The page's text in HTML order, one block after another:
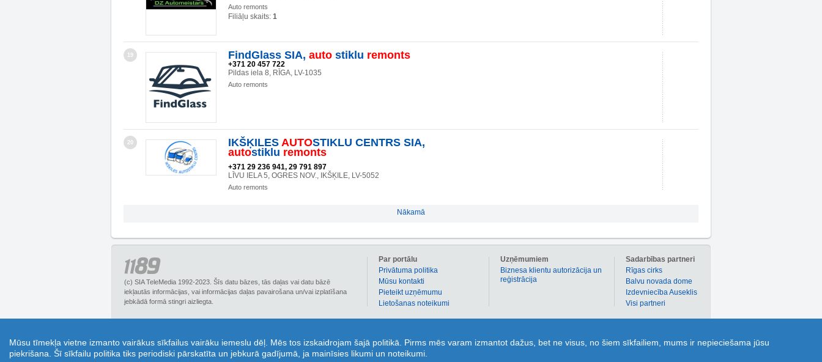
Mūsu tīmekļa vietne izmanto vairākus sīkfailus vairāku iemeslu dēļ. Mēs tos izskaidrojam šajā politikā. Pirms mēs varam izmantot dažus, bet ne visus, no šiem sīkfailiem, mums ir nepieciešama jūsu
piekrišana. Šī sīkfailu politika tiks periodiski pārskatīta un jebkurā gadījumā, ja mainīsies likumi un noteikumi.
Auto remonts
Filiāļu skaits: 1
19 FindGlass SIA, auto stiklu remonts
+371 20 457 722
Pildas iela 8, RĪGA, LV-1035
Auto remonts
20 IKŠĶILES AUTOSTIKLU CENTRS SIA,
autostiklu remonts
+371 29 236 941, 29 791 897
LĪVU IELA 5, OGRES NOV., IKŠĶILE, LV-5052
Auto remonts
Nākamā
(c) SIA TeleMedia 1992-2023. Šīs datu bāzes, tās daļas vai datu bāzē
iekļautās informācijas, vai informācijas daļas pavairošana un/vai izplatīšana
jebkādā formā stingri aizliegta.
Sadarbības partneri
Rīgas cirks
Balvu novada dome
Izdevniecība Auseklis
Visi partneri
Uzņēmumiem
Biznesa klientu autorizācija un
reģistrācija
Par portālu
Privātuma politika
Mūsu kontakti
Pieteikt uzņēmumu
Lietošanas noteikumi
1189.lv – Biznesa uzziņu portāls, piedāvā plašu informāciju par vairāk nekā 90 000 Latvijas uzņēmumiem. 1189.lv sadaļā kuponi ir pieejami atlaižu kuponi dažādām precēm un pakalpojumiem!
Tā ir lieliska iespēja ietaupīt un izmantot kuponus individuāli, bez termiņa ierobežojumiem un kolektīvās ažiotāžās! Sadaļa „Jautājumi un atbildes” dod iespēju katram 1189.lv lietotājam uzdot
jautājumus online režīmā un saņemt padomus un atbildes no portāla lietotājiem un zvanu centra 1189 ekspertiem! Sadaļa „Karte’ – ērtai un parocīgai dažādu objektu, t.sk. sabiedriskā